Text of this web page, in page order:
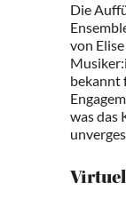
Die
von
bekannt
was das